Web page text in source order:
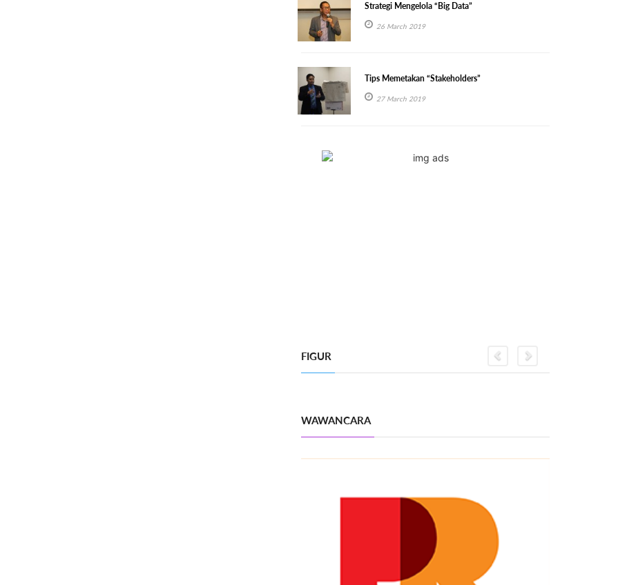
Strategi Mengelola “Big Data”
26 March 2019
Tips Memetakan “Stakeholders”
27 March 2019
FIGUR
WAWANCARA